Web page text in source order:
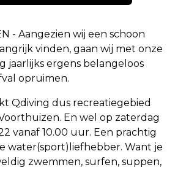
- Aangezien wij een schoon
vinden, gaan wij met onze
jaarlijks ergens belangeloos
opruimen.
Qdiving dus recreatiegebied
En wel op zaterdag
vanaf 10.00 uur. Een prachtig
water(sport)liefhebber. Want je
zwemmen, surfen, suppen,